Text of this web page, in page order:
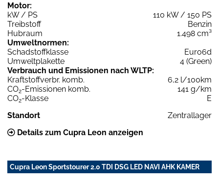
Motor:
kW / PS
110 kW / 150 PS
Treibstoff
Benzin
Hubraum
1.498 cm³
Umweltnormen:
Schadstoffklasse
Euro6d
Umweltplakette
4 (Green)
Verbrauch und Emissionen nach WLTP:
Kraftstoffverbr. komb.
6,2 l/100km
CO2-Emissionen komb.
141 g/km
CO2-Klasse
E
Standort
Zentrallager
Details zum Cupra Leon anzeigen
Cupra Leon Sportstourer 2.0 TDI DSG LED NAVI AHK KAMER